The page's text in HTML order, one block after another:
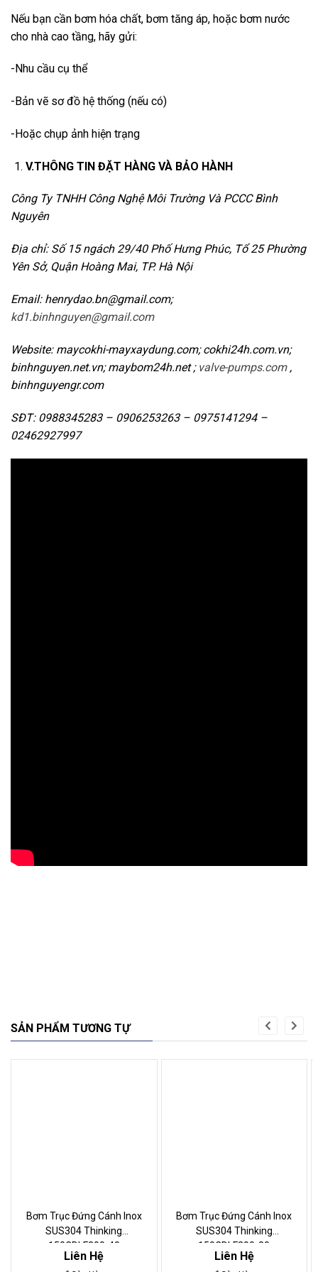
Nếu bạn cần bơm hóa chất, bơm tăng áp, hoặc bơm nước
cho nhà cao tầng, hãy gửi:
-Nhu cầu cụ thể
-Bản vẽ sơ đồ hệ thống (nếu có)
-Hoặc chụp ảnh hiện trạng
V.THÔNG TIN ĐẶT HÀNG VÀ BẢO HÀNH
Công Ty TNHH Công Nghệ Môi Trường Và PCCC Bình
Nguyên
Địa chỉ: Số 15 ngách 29/40 Phố Hưng Phúc, Tổ 25 Phường
Yên Sở, Quận Hoàng Mai, TP. Hà Nội
Email: henrydao.bn@gmail.com;
kd1.binhnguyen@gmail.com
Website: maycokhi-mayxaydung.com; cokhi24h.com.vn;
binhnguyen.net.vn; maybom24h.net ; valve-pumps.com,
binhnguyengr.com
SĐT: 0988345283 – 0906253263 – 0975141294 –
02462927997
SẢN PHẨM TƯƠNG TỰ
Bơm Trục Đứng Cánh Inox
SUS304 Thinking
150CDLF200-40
Liên Hệ
Bơm Trục Đứng Cánh Inox
SUS304 Thinking
150CDLF200-30
Liên Hệ